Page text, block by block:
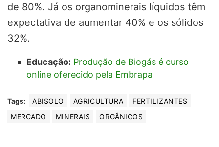
de 80%. Já os organominerais líquidos têm
expectativa de aumentar 40% e os sólidos
32%.
Educação: Produção de Biogás é curso
online oferecido pela Embrapa
Tags: ABISOLO AGRICULTURA
FERTILIZANTES
MERCADO
MINERAIS ORGÂNICOS